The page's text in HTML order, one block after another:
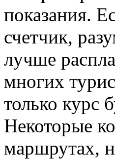
показания.
счетчик,
лучше
многих
только курс
Некоторые
маршрутах,